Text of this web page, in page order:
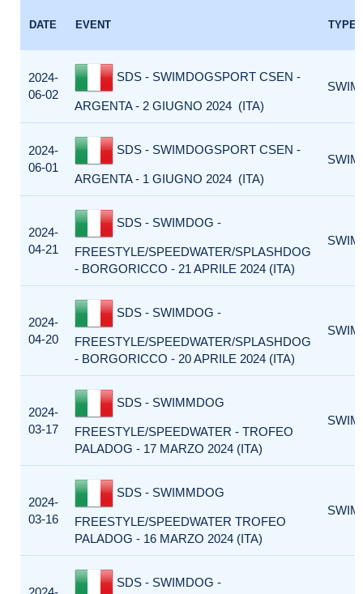
DATE EVENT TYPE
2024-
06-02
SDS - SWIMDOGSPORT CSEN -
ARGENTA - 2 GIUGNO 2024 (ITA)
2024-
06-01
SDS - SWIMDOGSPORT CSEN -
ARGENTA - 1 GIUGNO 2024 (ITA)
2024-
04-21
SDS - SWIMDOG -
FREESTYLE/SPEEDWATER/SPLASHDOG
- BORGORICCO - 21 APRILE 2024 (ITA)
2024-
04-20
SDS - SWIMDOG -
FREESTYLE/SPEEDWATER/SPLASHDOG
- BORGORICCO - 20 APRILE 2024 (ITA)
2024-
03-17
SDS - SWIMMDOG
FREESTYLE/SPEEDWATER - TROFEO
PALADOG - 17 MARZO 2024 (ITA)
2024-
03-16
SDS - SWIMMDOG
FREESTYLE/SPEEDWATER TROFEO
PALADOG - 16 MARZO 2024 (ITA)
SDS - SWIMDOG -